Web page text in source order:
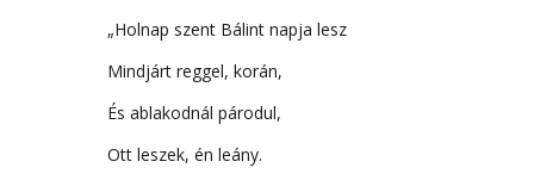
„Holnap szent Bálint napja lesz
Mindjárt reggel, korán,
És ablakodnál párodul,
Ott leszek, én leány.